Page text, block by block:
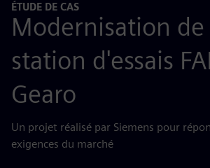
ÉTUDE DE CAS
Modernisation de
station d'essais
Gearo
Un projet réalisé par Siemens pour
exigences du marché